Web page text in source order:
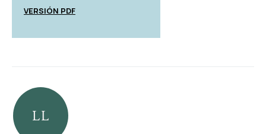
VERSIÓN PDF